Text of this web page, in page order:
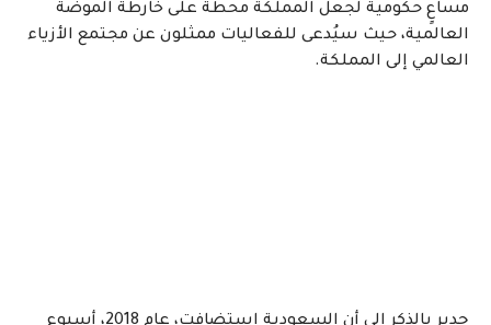
مساعٍ حكومية لجعل المملكة محطة على خارطة الموضة
العالمية، حيث سيُدعى للفعاليات ممثلون عن مجتمع الأزياء
العالمي إلى المملكة.